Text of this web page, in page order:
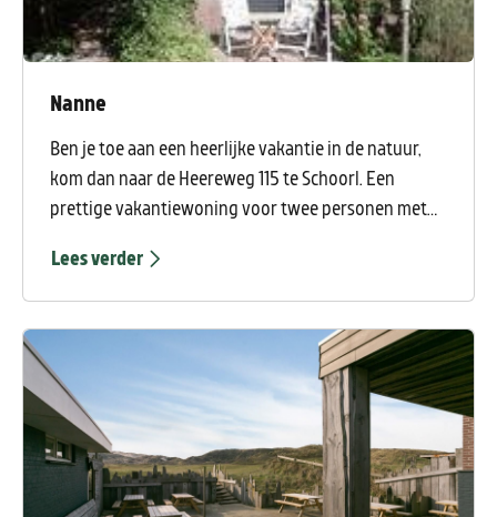
Nanne
Ben je toe aan een heerlijke vakantie in de natuur,
kom dan naar de Heereweg 115 te Schoorl. Een
prettige vakantiewoning voor twee personen met
hoogste duinen van Nederland. Binnen 15 minuten
staat u op één van de hoogste punten met prachtig
uitzicht. Naaldbossen, heidevelden, duinen met
zandverstuivingen worden doorkruist met fiets- en
wandelpaden. En dan natuurlijk de zee en het strand
waar het heerlijk toeven is. In de avonduren kan daar
vaak genoten worden van prachtige
zonsondergangen.
Lees verder